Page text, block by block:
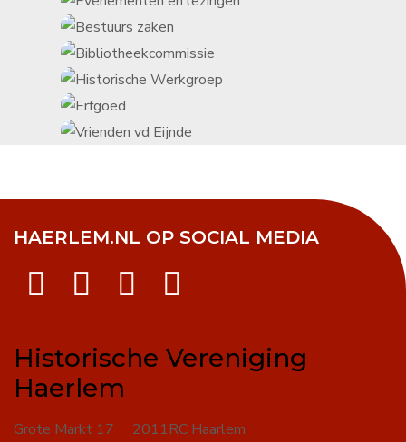
HAERLEM.NL OP SOCIAL MEDIA
Historische Vereniging
Haerlem
Grote Markt 17 2011RC Haarlem